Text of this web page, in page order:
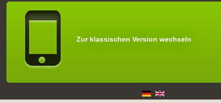
Zur klassischen Version wechseln